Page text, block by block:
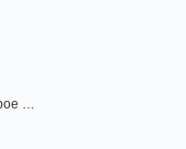
…